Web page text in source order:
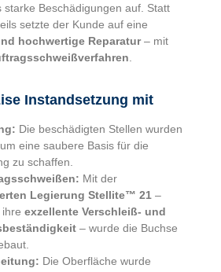
Beschädigungen auf. Statt
setzte der Kunde auf eine
hochwertige Reparatur– mit
Instandsetzung mit
Die beschädigten Stellen wurden
eine saubere Basis für die
zu schaffen.
Mit der
Legierung Stellite™ 21 –
exzellente Verschleiß- und
– wurde die Buchse
Die Oberfläche wurde